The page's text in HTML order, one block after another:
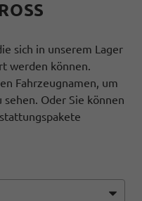
sich in unserem Lager
werden können.
Fahrzeugnamen, um
sehen. Oder Sie können